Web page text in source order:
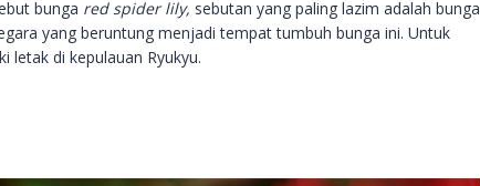
bunga red spider lily, sebutan yang paling lazim adalah bunga
yang beruntung menjadi tempat tumbuh bunga ini. Untuk
letak di kepulauan Ryukyu.